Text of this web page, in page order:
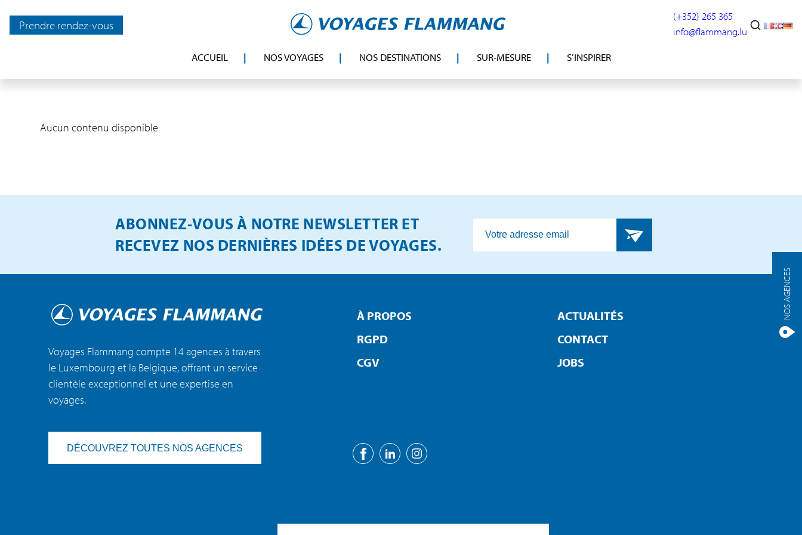
Prendre rendez-vous
(+352) 265 365
info@flammang.lu
NOS AGENCES
ACCUEIL NOS VOYAGES NOS DESTINATIONS SUR-MESURE S’INSPIRER
Aucun contenu disponible
ABONNEZ-VOUS À NOTRE NEWSLETTER ET
RECEVEZ NOS DERNIÈRES IDÉES DE VOYAGES.
Voyages Flammang compte 14 agences à travers
le Luxembourg et la Belgique, offrant un service
clientèle exceptionnel et une expertise en
voyages.
DÉCOUVREZ TOUTES NOS AGENCES
À PROPOS
ACTUALITÉS
RGPD
CONTACT
CGV
JOBS